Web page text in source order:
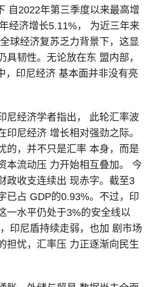
自2022年第三季度以来最高增
经济增长5.11%， 为近三年来
球经济复苏乏力背景下，这显
具韧性。无论放在东 盟内部，
，印尼经济 基本面并非没有亮
尼经济学者指出， 此轮汇率波
印尼经济 增长相对强劲之际。
的，并不只是汇率 本身，而是
本流动压 力开始相互叠加。 今
政收支连续出 现赤字。截至3
已占 GDP的0.93%。不过，印
一水平仍处于3%的安全线以
印尼盾持续走弱，也加 剧市场
担忧，汇率压 力正逐渐向民生